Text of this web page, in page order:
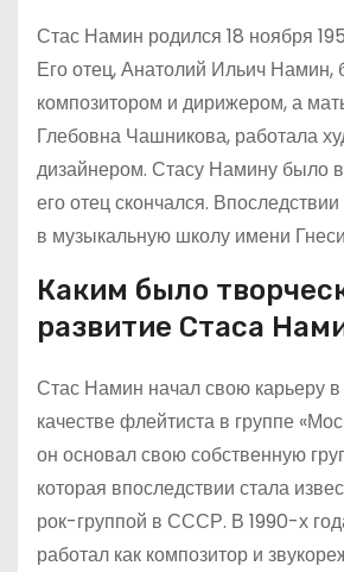
Стас Намин родился 18 ноября
Его отец, Анатолий Ильич Намин,
композитором и дирижером, а
Глебовна Чашникова, работала
дизайнером. Стасу Намину было
его отец скончался.
в музыкальную школу имени
Каким было
развитие Стаса
Стас Намин начал свою карьеру
качестве флейтиста в группе
он основал свою собственную
которая впоследствии стала
рок-группой в СССР. В 1990-х
работал как композитор и